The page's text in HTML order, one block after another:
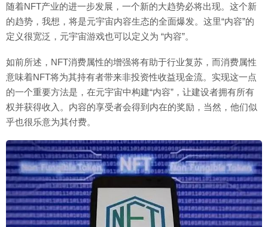
随着NFT产业的进一步发展，一个新的大趋势必将出现。这个新
的趋势，我想，将是元宇宙内容生态的全面爆发。这里“内容”的
定义很宽泛，元宇宙游戏也可以定义为 “内容”。
如前所述，NFT消费属性的增强将有助于行业复苏，而消费属性
意味着NFT将为其持有者带来非投资性收益现金流。实现这一点
的一个重要方法是，在元宇宙中构建“内容”，让建设者拥有所有
权并获得收入。内容的享受者会得到内在的奖励，当然，他们似
乎也很乐意为其付费。